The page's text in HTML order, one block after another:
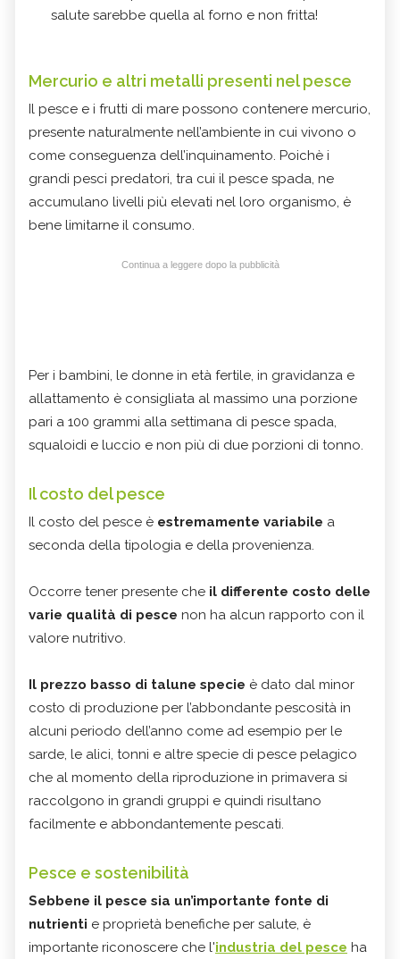
salute sarebbe quella al forno e non fritta!
Mercurio e altri metalli presenti nel pesce
Il pesce e i frutti di mare possono contenere mercurio,
presente naturalmente nell’ambiente in cui vivono o
come conseguenza dell’inquinamento. Poichè i
grandi pesci predatori, tra cui il pesce spada, ne
accumulano livelli più elevati nel loro organismo, è
bene limitarne il consumo.
Continua a leggere dopo la pubblicità
Per i bambini, le donne in età fertile, in gravidanza e
allattamento è consigliata al massimo una porzione
pari a 100 grammi alla settimana di pesce spada,
squaloidi e luccio e non più di due porzioni di tonno.
Il costo del pesce
Il costo del pesce è estremamente variabile a
seconda della tipologia e della provenienza.
Occorre tener presente che il differente costo delle
varie qualità di pesce non ha alcun rapporto con il
valore nutritivo.
Il prezzo basso di talune specie è dato dal minor
costo di produzione per l’abbondante pescosità in
alcuni periodo dell’anno come ad esempio per le
sarde, le alici, tonni e altre specie di pesce pelagico
che al momento della riproduzione in primavera si
raccolgono in grandi gruppi e quindi risultano
facilmente e abbondantemente pescati.
Pesce e sostenibilità
Sebbene il pesce sia un’importante fonte di
nutrienti e proprietà benefiche per salute, è
importante riconoscere che l'industria del pesce ha